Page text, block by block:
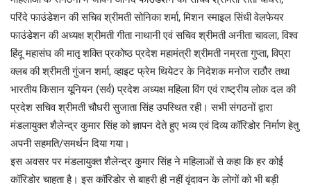
परिंदे फाउंडेशन की सचिव श्रीमती सोनिका शर्मा, मिशन स्माइल सिंधी वेलफेयर
फाउंडेशन की अध्यक्ष श्रीमती गीता नाथानी एवं सचिव श्रीमती अनीता चावला, विश्व
हिंदू महासंघ की मातृ शक्ति प्रकोष्ठ प्रदेश महामंत्री श्रीमती नम्रता गुप्ता, विप्रा
क्लब की श्रीमती गुंजन शर्मा, व्हाइट फ्रेम थियेटर के निदेशक मनोज राठौर तथा
भारतीय किसान यूनियन (सर्व) प्रदेश अध्यक्ष महिला विंग एवं राष्ट्रीय लोक दल की
प्रदेश सचिव श्रीमती चौधरी सुजाता सिंह उपस्थित रही। सभी संगठनों द्वारा
मंडलायुक्त शैलेन्द्र कुमार सिंह को ज्ञापन देते हुए भव्य एवं दिव्य कॉरिडोर निर्माण हेतु
अपनी सहमति/समर्थन दिया गया।
इस अवसर पर मंडलायुक्त शैलेन्द्र कुमार सिंह ने महिलाओं से कहा कि हर कोई
कॉरिडोर चाहता है। इस कॉरिडोर से बाहरी ही नहीं वृंदावन के लोगों को भी बड़ी